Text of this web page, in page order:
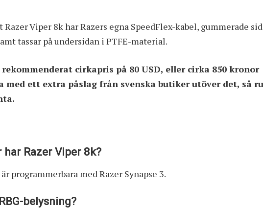
Viper 8k har Razers egna SpeedFlex-kabel, gummerade
tassar på undersidan i PTFE-material.
cirkapris på 80 USD, eller cirka 850 kronor
med ett extra påslag från svenska butiker utöver det, så
Razer Viper 8k?
programmerbara med Razer Synapse 3.
belysning?